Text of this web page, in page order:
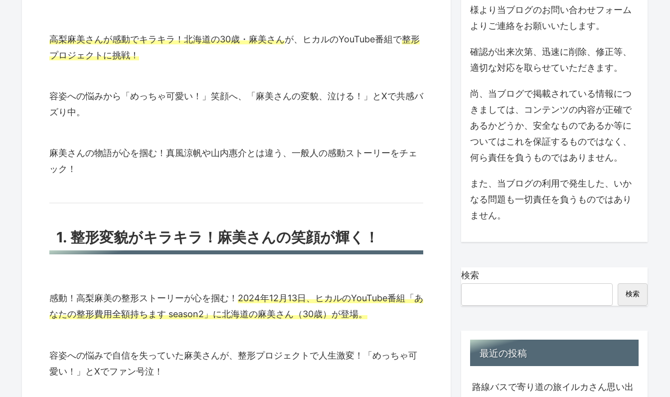
高梨麻美さんが感動でキラキラ！北海道の30歳・麻美さんが、ヒカルのYouTube番組で整形
プロジェクトに挑戦！
容姿への悩みから「めっちゃ可愛い！」笑顔へ、「麻美さんの変貌、泣ける！」とXで共感バ
ズり中。
麻美さんの物語が心を掴む！真風涼帆や山内惠介とは違う、一般人の感動ストーリーをチェ
ック！
1. 整形変貌がキラキラ！麻美さんの笑顔が輝く！
感動！高梨麻美の整形ストーリーが心を掴む！ 2024年12月13日、ヒカルのYouTube番組「あ
なたの整形費用全額持ちます season2」に北海道の麻美さん（30歳）が登場。
容姿への悩みで自信を失っていた麻美さんが、整形プロジェクトで人生激変！「めっちゃ可
愛い！」とXでファン号泣！
様より当ブログのお問い合わせフォーム
よりご連絡をお願いいたします。
確認が出来次第、迅速に削除、修正等、
適切な対応を取らせていただきます。
尚、当ブログで掲載されている情報につ
きましては、コンテンツの内容が正確で
あるかどうか、安全なものであるか等に
ついてはこれを保証するものではなく、
何ら責任を負うものではありません。
また、当ブログの利用で発生した、いか
なる問題も一切責任を負うものではあり
ません。
検索
検索
最近の投稿
路線バスで寄り道の旅イルカさん思い出